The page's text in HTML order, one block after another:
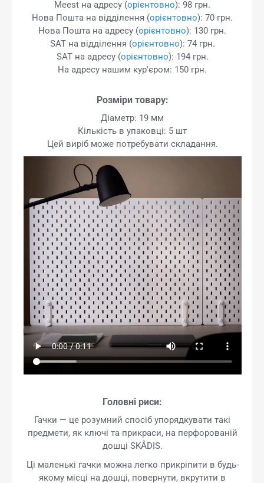
Meest на адресу (орієнтовно): 98 грн.
Нова Пошта на відділення (орієнтовно): 70 грн.
Нова Пошта на адресу (орієнтовно): 130 грн.
SAT на відділення (орієнтовно): 74 грн.
SAT на адресу (орієнтовно): 194 грн.
На адресу нашим кур'єром: 150 грн.
Розміри товару:
Діаметр: 19 мм
Кількість в упаковці: 5 шт
Цей виріб може потребувати складання.
Головні риси:
Гачки — це розумний спосіб упорядкувати такі
предмети, як ключі та прикраси, на перфорованій
дошці SKÅDIS.
Ці маленькі гачки можна легко прикріпити в будь-
якому місці на дошці, повернути, вкрутити в